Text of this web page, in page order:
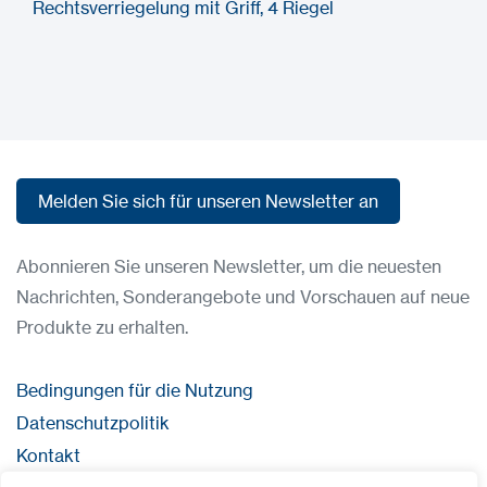
Rechtsverriegelung mit Griff, 4 Riegel
Melden Sie sich für unseren Newsletter an
Abonnieren Sie unseren Newsletter, um die neuesten
Nachrichten, Sonderangebote und Vorschauen auf neue
Produkte zu erhalten.
Bedingungen für die Nutzung
Datenschutzpolitik
Kontakt